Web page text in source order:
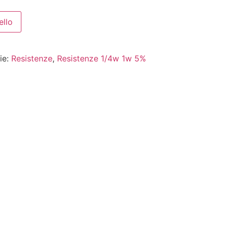
Resistenze, Resistenze 1/4w 1w 5%